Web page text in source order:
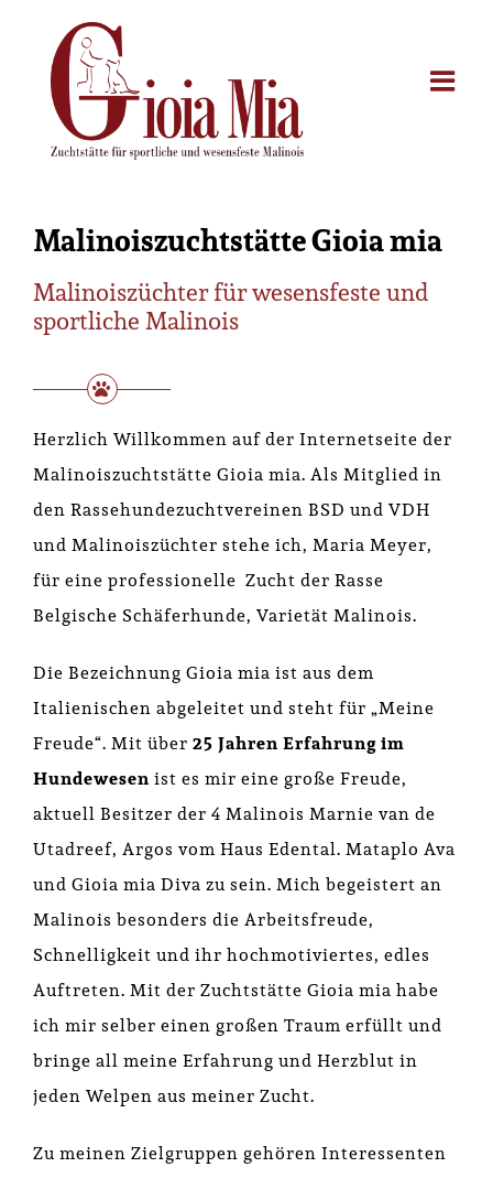
Inhalt
springen
Malinoiszuchtstätte Gioia mia
Malinoiszüchter für wesensfeste und
sportliche Malinois
Herzlich Willkommen auf der Internetseite der
Malinoiszuchtstätte Gioia mia. Als Mitglied in
den Rassehundezuchtvereinen BSD und VDH
und Malinoiszüchter stehe ich, Maria Meyer,
für eine professionelle Zucht der Rasse
Belgische Schäferhunde, Varietät Malinois.
Die Bezeichnung Gioia mia ist aus dem
Italienischen abgeleitet und steht für „Meine
Freude“. Mit über 25 Jahren Erfahrung im
Hundewesen ist es mir eine große Freude,
aktuell Besitzer der 4 Malinois Marnie van de
Utadreef, Argos vom Haus Edental. Mataplo Ava
und Gioia mia Diva zu sein. Mich begeistert an
Malinois besonders die Arbeitsfreude,
Schnelligkeit und ihr hochmotiviertes, edles
Auftreten. Mit der Zuchtstätte Gioia mia habe
ich mir selber einen großen Traum erfüllt und
bringe all meine Erfahrung und Herzblut in
jeden Welpen aus meiner Zucht.
Zu meinen Zielgruppen gehören Interessenten